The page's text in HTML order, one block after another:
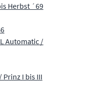
Herbst ´69
Automatic /
Prinz I bis III